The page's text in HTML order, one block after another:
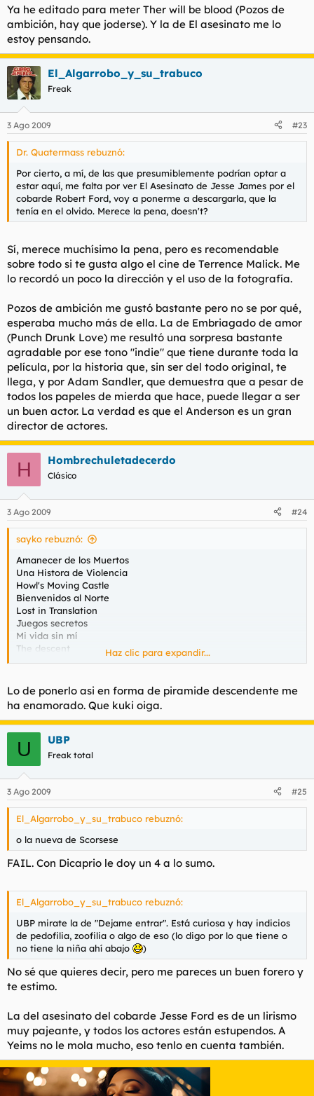
Ya he editado para meter Ther will be blood (Pozos de
ambición, hay que joderse). Y la de El asesinato me lo
estoy pensando.
El_Algarrobo_y_su_trabuco
Freak
3 Ago 2009 #23
Dr. Quatermass rebuznó:
Por cierto, a mí, de las que presumiblemente podrían optar a
estar aquí, me falta por ver El Asesinato de Jesse James por el
cobarde Robert Ford, voy a ponerme a descargarla, que la
tenía en el olvido. Merece la pena, doesn't?
Sí, merece muchísimo la pena, pero es recomendable
sobre todo si te gusta algo el cine de Terrence Malick. Me
lo recordó un poco la dirección y el uso de la fotografía.
Pozos de ambición me gustó bastante pero no se por qué,
esperaba mucho más de ella. La de Embriagado de amor
(Punch Drunk Love) me resultó una sorpresa bastante
agradable por ese tono "indie" que tiene durante toda la
película, por la historia que, sin ser del todo original, te
llega, y por Adam Sandler, que demuestra que a pesar de
todos los papeles de mierda que hace, puede llegar a ser
un buen actor. La verdad es que el Anderson es un gran
director de actores.
H Hombrechuletadecerdo
Clásico
3 Ago 2009 #24
sayko rebuznó:
Amanecer de los Muertos
Una Histora de Violencia
Howl's Moving Castle
Bienvenidos al Norte
Lost in Translation
Juegos secretos
Mi vida sin mí
The descent
Grindhouse
Y mas....
Haz clic para expandir...
Lo de ponerlo asi en forma de piramide descendente me
ha enamorado. Que kuki oiga.
U UBP
Freak total
3 Ago 2009 #25
El_Algarrobo_y_su_trabuco rebuznó:
o la nueva de Scorsese
FAIL. Con Dicaprio le doy un 4 a lo sumo.
El_Algarrobo_y_su_trabuco rebuznó:
UBP mirate la de "Dejame entrar". Está curiosa y hay indicios
de pedofilia, zoofilia o algo de eso (lo digo por lo que tiene o
no tiene la niña ahí abajo
)
No sé que quieres decir, pero me pareces un buen forero y
te estimo.
La del asesinato del cobarde Jesse Ford es de un lirismo
muy pajeante, y todos los actores están estupendos. A
Yeims no le mola mucho, eso tenlo en cuenta también.